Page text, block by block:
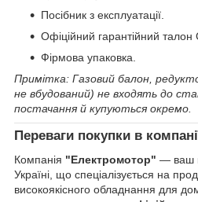
Посібник з експлуатації.
Офіційний гарантійний талон
Фірмова упаковка.
Примітка: Газовий балон,
не вбудований) не входять до
постачання й купуються окремо.
Переваги покупки в
Компанія "Електромотор" — ваш
Україні, що спеціалізується на
високоякісного обладнання для